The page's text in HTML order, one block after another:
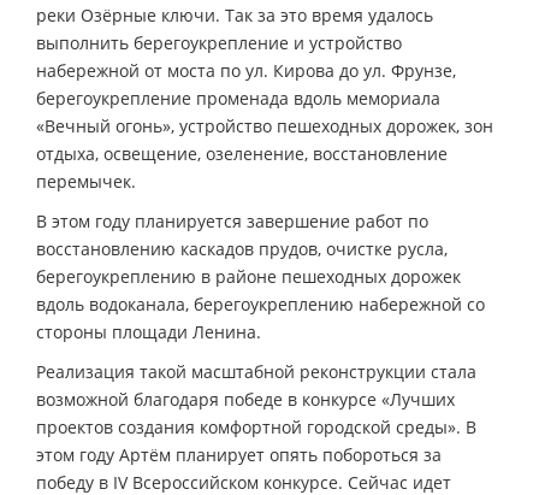
реки Озёрные ключи. Так за это время удалось
выполнить берегоукрепление и устройство
набережной от моста по ул. Кирова до ул. Фрунзе,
берегоукрепление променада вдоль мемориала
«Вечный огонь», устройство пешеходных дорожек, зон
отдыха, освещение, озеленение, восстановление
перемычек.
В этом году планируется завершение работ по
восстановлению каскадов прудов, очистке русла,
берегоукреплению в районе пешеходных дорожек
вдоль водоканала, берегоукреплению набережной со
стороны площади Ленина.
Реализация такой масштабной реконструкции стала
возможной благодаря победе в конкурсе «Лучших
проектов создания комфортной городской среды». В
этом году Артём планирует опять побороться за
победу в IV Всероссийском конкурсе. Сейчас идет